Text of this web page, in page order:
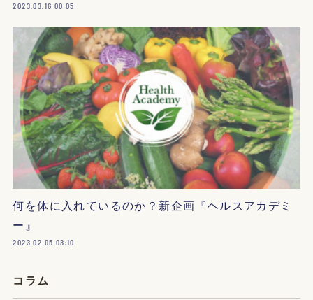
2023.03.16 00:05
何を体に入れているのか？新企画『ヘルスアカデミ
ー』
2023.02.05 03:10
コラム